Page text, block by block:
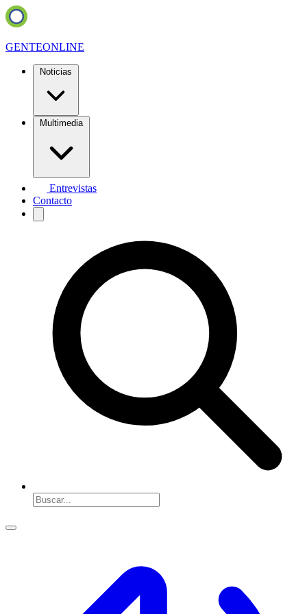
GENTEONLINE
Noticias
Multimedia
Entrevistas
Contacto